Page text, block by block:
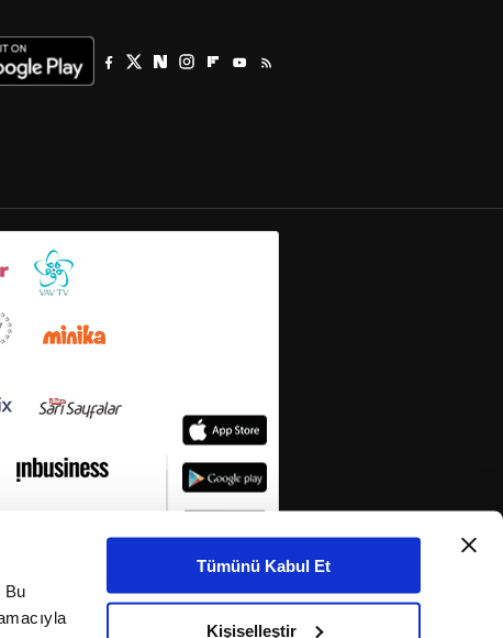
Bu
Tümünü Kabul Et
Kişiselleştir